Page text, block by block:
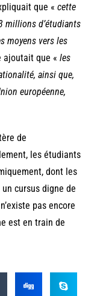
que « cette
millions d’étudiants
moyens vers les
ajoutait que « les
ainsi que,
européenne,
de
les étudiants
dont les
cursus digne de
pas encore
est en train de